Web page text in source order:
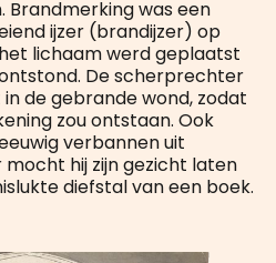
was een
ijzer (brandijzer) op
lichaam werd geplaatst
De scherprechter
de gebrande wond, zodat
zou ontstaan. Ook
verbannen uit
hij zijn gezicht laten
diefstal van een boek.